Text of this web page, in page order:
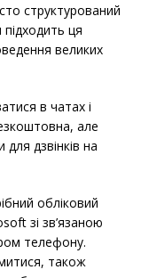
структурований
ця
великих
в чатах і
але
дзвінків на
обліковий
зі зв’язаною
телефону.
також